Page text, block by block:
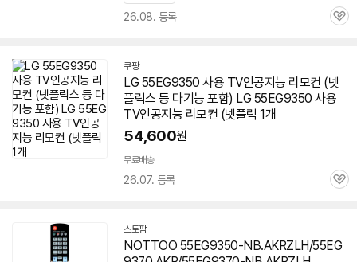
26.08. 등록
관
쿠팡
LG 55EG9350 사용 TV인공지능 리모컨 (넷
플릭스 등 다기능 포함) LG 55EG9350 사용
TV인공지능 리모컨 (넷플릭 1개
54,600원
무료배송
26.07. 등록
관
스토팜네
NOTTOO 55EG9350-NB.AKRZLH/55EG